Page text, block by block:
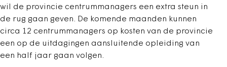
wil de provincie centrummanagers een extra steun in
de rug gaan geven. De komende maanden kunnen
circa 12 centrummanagers op kosten van de provincie
een op de uitdagingen aansluitende opleiding van
een half jaar gaan volgen.